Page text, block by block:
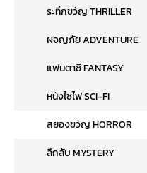
ระทึกขวัญ THRILLER
ผจญภัย ADVENTURE
แฟนตาซี FANTASY
หนังไซไฟ SCI-FI
สยองขวัญ HORROR
ลึกลับ MYSTERY